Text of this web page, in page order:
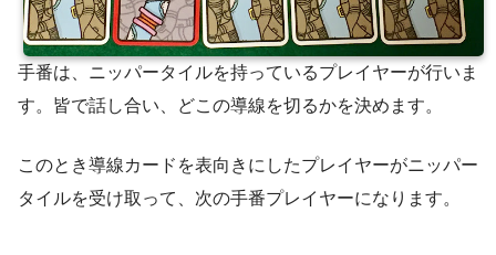
手番は、ニッパータイルを持っているプレイヤーが行いま
す。皆で話し合い、どこの導線を切るかを決めます。
このとき導線カードを表向きにしたプレイヤーがニッパー
タイルを受け取って、次の手番プレイヤーになります。